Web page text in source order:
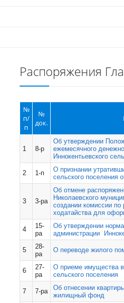
Распоряжения
№
п/
п
№
док.
1 8-р
Об утверждении
ежемесячного
Иннокентьевского
2 1-п
О признании
сельского поселения
3 3-ра
Об отмене
Николаевского
создании комиссии
ходатайства для
4
15-
ра
Об утверждении
администрации
5
28-
ра
О переводе жилого
6
27-
ра
О приеме имущества в
сельского поселения
7 7-ра
Об отнесении
жилищный фонд